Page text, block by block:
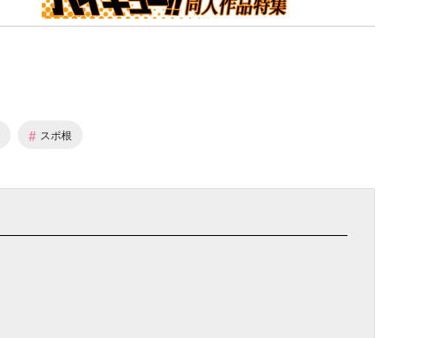
# スポ根